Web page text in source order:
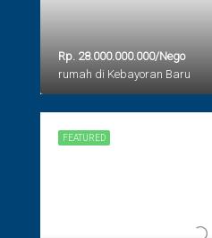
Rp. 28.000.000.000/Nego
rumah di Kebayoran Baru
FEATURED